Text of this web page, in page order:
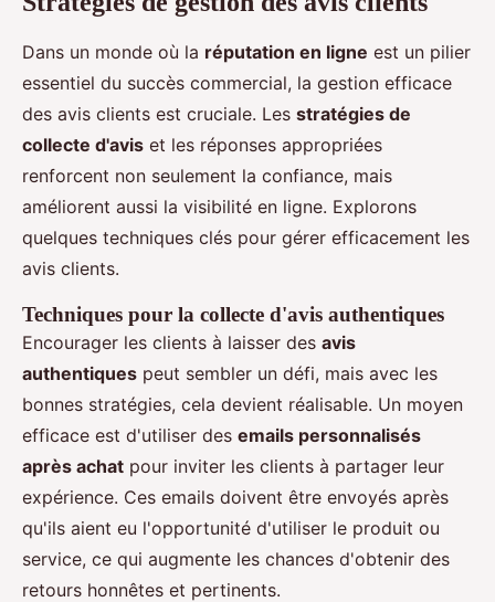
Dans un monde où la réputation en ligne est un pilier
essentiel du succès commercial, la gestion efficace
des avis clients est cruciale. Les stratégies de
collecte d'avis et les réponses appropriées
renforcent non seulement la confiance, mais
améliorent aussi la visibilité en ligne. Explorons
quelques techniques clés pour gérer efficacement les
avis clients.
Techniques pour la collecte d'avis authentiques
Encourager les clients à laisser des avis
authentiques peut sembler un défi, mais avec les
bonnes stratégies, cela devient réalisable. Un moyen
efficace est d'utiliser des emails personnalisés
après achat pour inviter les clients à partager leur
expérience. Ces emails doivent être envoyés après
qu'ils aient eu l'opportunité d'utiliser le produit ou
service, ce qui augmente les chances d'obtenir des
retours honnêtes et pertinents.